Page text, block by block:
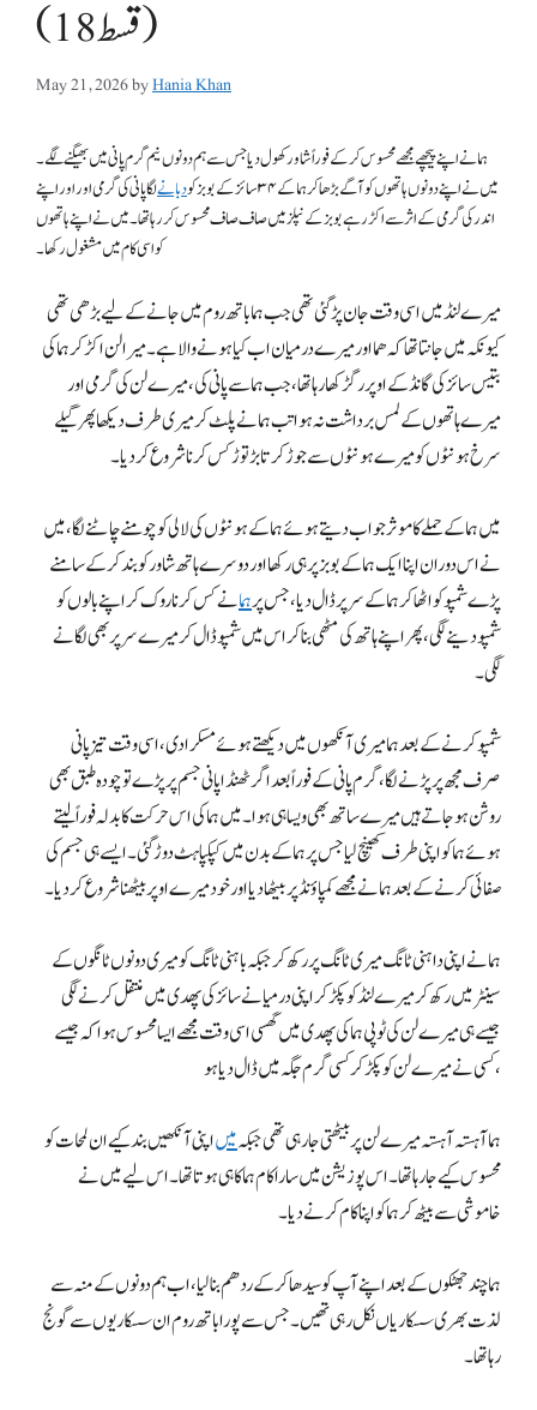
(قسط 18)
May 21, 2026byHania Khan
ہما نے اپنے پیچھے مجھے محسوس کرکے فوراً شاور کھول دیا جس سے ہم دونوں نیم گرم پانی میں بھیگنے لگے۔
میں نے اپنے دونوں ہاتھوں کو آگے بڑھا کر ہما کے ۳۴ سائز کے بوبز کو
دبانےلگا پانی کی گرمی اور اور اپنے
اندر کی گرمی کے اثر سے اکڑ رہے بوبز کے نپلز میں صاف صاف محسوس کررہا تھا۔ میں نے اپنے ہاتھوں
کو اسی کام میں مشغول رکھا۔
میرے لنڈ میں اسی وقت جان پڑگئی تھی جب ہما باتھ روم میں جانے کے لیے بڑھی تھی
کیونکہ میں جانتا تھا کہ ھما اور میرے درمیان اب کیا ہونے والا ہے۔ میرا لن اکڑ کر ہما کی
بتیس سائز کی گانڈ کے اوپر رگڑ کھا رہا تھا، جب ہما سے پانی کی، میرے لن کی گرمی اور
میرے ہاتھوں کے لمس برداشت نہ ہوا تب ہما نے پلٹ کر میری طرف دیکھا پھر گیلے
سرخ ہونٹوں کو میرے ہونٹوں سے جوڑ کر تابڑ توڑ کس کرنا شروع کردیا۔
میں ہما کے حملے کا موثر جواب دیتے ہوئے ہما کے ہونٹوں کی لالی کو چومنے چاٹنے لگا، میں
نے اس دوران اپنا ایک ہما کے بوبز پر ہی رکھا اور دوسرے ہاتھ شاور کو بند کرکے سامنے
پڑے شمپو کو اٹھا کر ہما کے سر پر ڈال دیا، جس پرہمانے کس کرنا روک کر اپنے بالوں کو
شمپودینے لگی، پھر اپنے ہاتھ کی مٹھی بنا کر اس میں شمپو ڈال کر میرے سر پر بھی لگانے
لگی۔
شمپو کرنے کے بعد ہما میری آنکھوں میں دیکھتے ہوئے مسکرا دی، اسی وقت تیز پانی
صرف مجھ پر پڑنے لگا، گرم پانی کے فوراً بعد اگر ٹھنڈا پانی جسم پر پڑے تو چودہ طبق بھی
روشن ہوجاتے ہیں میرے ساتھ بھی ویسا ہی ہوا۔ میں ہما کی اس حرکت کا بدلہ فوراً لیتے
ہوئے ہما کو اپنی طرف کھینچ لیا جس پر ہما کے بدن میں کپکپاہٹ دوڑ گئی۔ ایسے ہی جسم کی
صفائی کرنے کے بعد ہما نے مجھے کمپاؤنڈ پر بیٹھا دیا اور خود میرے اوپر بیٹھنا شروع کردیا۔
ہما نے اپنی داہنی ٹانگ میری ٹانگ پر رکھ کر جبکہ باہنی ٹانگ کو میری دونوں ٹانگوں کے
سینٹر میں رکھ کر میرے لنڈ کو پکڑ کر اپنی درمیانے سائز کی پھدی میں منتقل کرنے لگی
جیسے ہی میرے لن کی ٹوپی ہما کی پھدی میں گھسی اسی وقت مجھے ایسا محسوس ہوا کہ جیسے
کسی نے میرے لن کو پکڑ کر کسی گرم جگہ میں ڈال دیا ہو،
ہما آہستہ آہستہ میرے لن پر بیٹھتی جا رہی تھی جبکہمیںاپنی آنکھیں بند کیے ان لمحات کو
محسوس کیے جارہا تھا۔ اس پوزیشن میں سارا کام ہما کا ہی ہوتا تھا۔ اس لیے میں نے
خاموشی سے بیٹھ کرہما کو اپنا کام کرنے دیا۔
ہما چند جھٹکوں کے بعد اپنے آپ کو سیدھا کر کے ردھم بنا لیا، اب ہم دونوں کے منہ سے
لذت بھری سسکاریاں نکل رہی تھیں۔ جس سےپورا باتھ روم ان سسکاریوں سے گونج
رہا تھا۔